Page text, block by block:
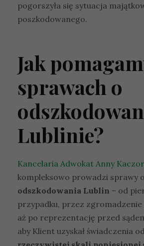
pogorszyła się sytuacja
poszkodowanego.
Jak
sprawach o
Lublinie?
Kancelaria Adwokat Anny
kompleksowo prowadzi sprawy o
odszkodowania Lublin – od
przypadku, przez zgromadzenie
aż po reprezentację przed
aby Klient uzyskał świadczenia